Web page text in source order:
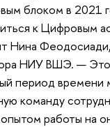
блоком в 2021
к Цифровым
Нина
НИУ ВШЭ. —
период времени
команду
работы на